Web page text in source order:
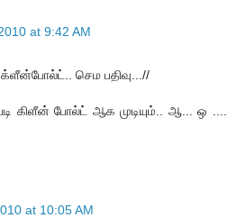
at 9:42 AM
செம பதிவு...//
கிளீன் போல்ட் ஆக முடியும்.. ஆ... ஒ ....
at 10:05 AM